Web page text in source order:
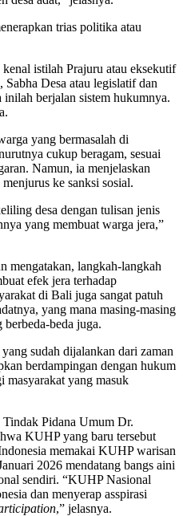
trias politika atau
istilah Prajuru atau eksekutif
Desa atau legislatif dan
berjalan sistem hukumnya.
yang bermasalah di
cukup beragam, sesuai
Namun, ia menjelaskan
ke sanksi sosial.
desa dengan tulisan jenis
yang membuat warga jera,”
mengatakan, langkah-langkah
efek jera terhadap
di Bali juga sangat patuh
yang mana masing-masing
berbeda-beda juga.
sudah dijalankan dari zaman
berdampingan dengan hukum
masyarakat yang masuk
Tindak Pidana Umum Dr.
KUHP yang baru tersebut
memakai KUHP warisan
2026 mendatang bangs aini
sendiri. “KUHP Nasional
dan menyerap asspirasi
,” jelasnya.